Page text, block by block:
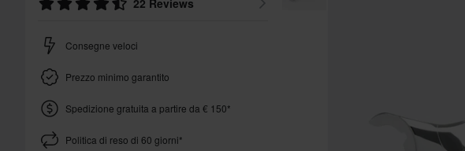
22 Reviews
Consegne veloci
Prezzo minimo garantito
Spedizione gratuita a partire da € 150*
Politica di reso di 60 giorni*